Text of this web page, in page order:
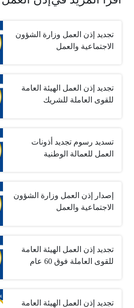
تجديد إذن العمل وزارة الشؤون
الاجتماعية والعمل
تجديد إذن العمل الهيئة العامة
للقوى العاملة للشريك
تسديد رسوم تجديد أذونات
العمل للعمالة الوطنية
إصدار إذن العمل وزارة الشؤون
الاجتماعية والعمل
تجديد إذن العمل الهيئة العامة
للقوى العاملة فوق 60 عام
تجديد إذن العمل الهيئة العامة